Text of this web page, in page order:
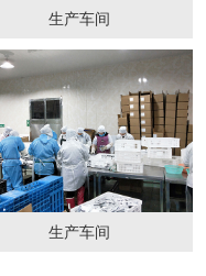
生产车间
生产车间